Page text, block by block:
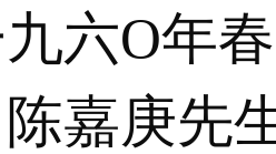
六O年
陈嘉庚先